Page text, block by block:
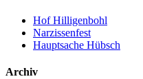
Hof Hilligenbohl
Narzissenfest
Hauptsache Hübsch
Archiv